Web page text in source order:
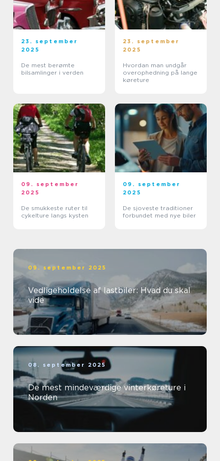
23. september
2025
De mest berømte
bilsamlinger i verden
23. september
2025
Hvordan man undgår
overophedning på lange
køreture
09. september
2025
De smukkeste ruter til
cykelture langs kysten
09. september
2025
De sjoveste traditioner
forbundet med nye biler
09. september 2025
Vedligeholdelse af lastbiler: Hvad du skal
vide
08. september 2025
De mest mindeværdige vinterkøreture i
Norden